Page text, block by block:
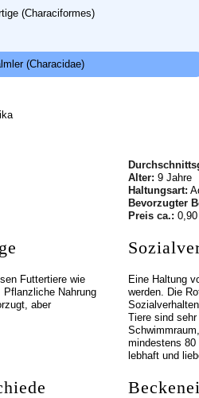
(Characiformes)
(Characidae)
Alter: 9 Jahre
Haltungsart:
Bevorzugter
Preis ca.:
Futtertiere wie
Pflanzliche Nahrung
aber
Eine Haltung
werden. Die
Tiere sind
mindestens
lebhaft und